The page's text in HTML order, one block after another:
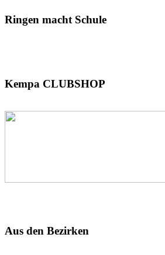
Ringen macht Schule
Kempa CLUBSHOP
Aus den Bezirken